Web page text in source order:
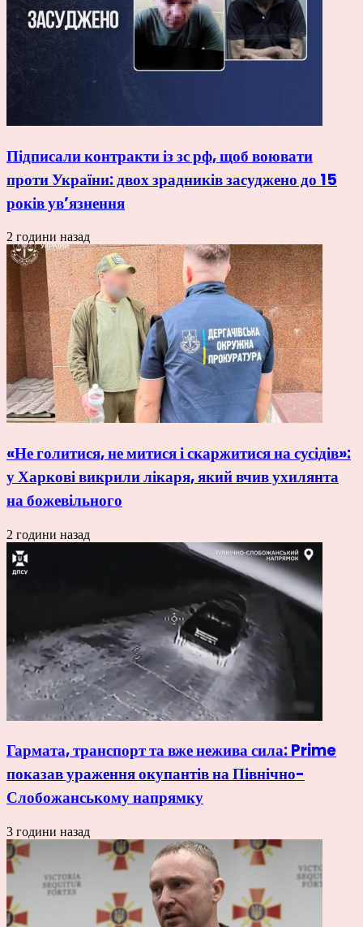
Підписали контракти із зс рф, щоб воювати
проти України: двох зрадників засуджено до 15
років ув’язнення
2 години назад
«Не голитися, не митися і скаржитися на сусідів»:
у Харкові викрили лікаря, який вчив ухилянта
на божевільного
2 години назад
Гармата, транспорт та вже нежива сила: Prime
показав ураження окупантів на Північно-
Слобожанському напрямку
3 години назад